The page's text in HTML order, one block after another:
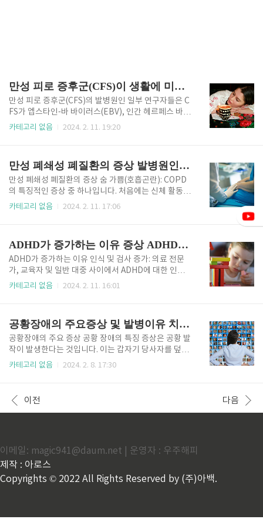
만성 피로 증후군(CFS)이 생활에 미치는 영향 정의 식습관
만성 피로 증후군(CFS)의 발병원인 일부 연구자들은 C
FS가 엡스타인-바 바이러스(EBV), 인간 헤르페스 바이
러스 6(HHV-6) 또는 장내 바이러스와 같은 바이러스
바이러스는 없습니다. 사이토카인 조절 장애, T 세포 기
능 변화, 염증 지표 수치 증가 등 CFS 환자에게서 면역
체계의 이상이 관찰되었습니다. 이러한 면역 이상이 질
병의 원인인지 결과인지는 더 연구가 필요합니다. 시상
하부-뇌하수체-부신(HPA) 축과 자율신경계의 조절 장
카테고리 없음 2024. 2. 11. 19:20
만성 폐쇄성 폐질환의 증상 발병원인 치료방법
만성 폐쇄성 폐질환의 증상 숨 가쁨(호흡곤란): COPD
의 특징적인 증상 중 하나입니다. 처음에는 신체 활동
중에 발생할 수 있지만 질병이 진행됨에 따라 휴식 중에
D 환자, 특히 만성 기관지염 환자에게 흔히 발생합니다.
기침으로 인해 투명하고 흰색, 노란색 또는 녹색을 띠는
점액(가래)이 다량 생성될 수 있습니다. 기침은 아침에
악화되거나 연기나 대기 오염과 같은 자극제에 노출될
때 악화될 수 있습니다. 가래 생성: COPD 환자는 가래
은..
카테고리 없음 2024. 2. 11. 17:06
ADHD가 증가하는 이유 증상 ADHD완화
ADHD가 증가하는 이유 인식 및 검사 증가: 의료 전문
가, 교육자 및 일반 대중 사이에서 ADHD에 대한 인식
이 높아졌습니다. 인식이 향상되면서 이전에는 간과되
것과 같은 진단 기준 및 지침의 변경으로 인해 ADHD의
정의가 확장되고 다음과 같은 개인을 더 쉽게 식별할 수
있게 되었습니다. 진단 기준을 충족합니다. 확장된 진단
기준: ADHD의 진단 기준은 더 넓은 범위의 증상과 발현
을 포괄하도록 확대되었습니다. 이러한 확장은 경미한
나타내는 개인을 포착하여 진단의 증가로 이어질 수 있
습니..
카테고리 없음 2024. 2. 11. 16:01
공황장애의 주요증상 및 발병이유 치료방법
공황장애의 주요 증상 공황 장애의 특징 증상은 공황 발
작이 발생한다는 것입니다. 이는 갑자기 당사자를 덮치
는 공황의 "파도"처럼 느껴질 수 있는 갑작스럽고 압도
로 발생할 수 있으며 일반적으로 몇 분 내에 최고조에
도달합니다. 공황 발작 중에 사람은 빠른 심장 박동(심
복부 통증, 현기증 또는 현기증, 무감각 또는 얼얼한 감
각을 동반하기도 합니다. 공황 발작은 신체적 증상 외에
도 임박한 파멸감이나 두려움, 비현실적인 느낌, 자신이
나 주..
카테고리 없음 2024. 2. 8. 17:30
이전 다음
이메일: magic941@daum.net | 운영자 : 우주해피
제작 : 아로스
Copyrights © 2022 All Rights Reserved by (주)아백.